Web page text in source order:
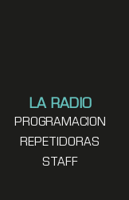
LA RADIO
PROGRAMACION
REPETIDORAS
STAFF